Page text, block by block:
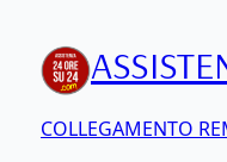
contenuto
COLLEGAMENTO